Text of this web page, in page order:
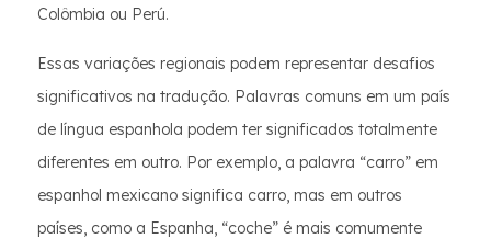
Colômbia ou Perú.
Essas variações regionais podem representar desafios
significativos na tradução. Palavras comuns em um país
de língua espanhola podem ter significados totalmente
diferentes em outro. Por exemplo, a palavra “carro” em
espanhol mexicano significa carro, mas em outros
países, como a Espanha, “coche” é mais comumente